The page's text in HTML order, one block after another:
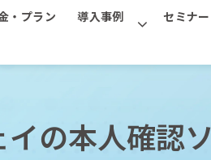
・プラン 導入事例 セミナー
の本人確認